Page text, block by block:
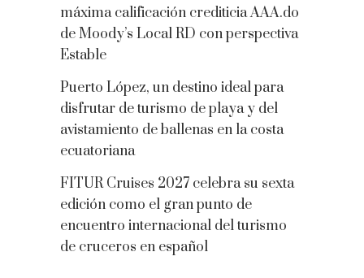
máxima calificación crediticia AAA.do
de Moody’s Local RD con perspectiva
Estable
Puerto López, un destino ideal para
disfrutar de turismo de playa y del
avistamiento de ballenas en la costa
ecuatoriana
FITUR Cruises 2027 celebra su sexta
edición como el gran punto de
encuentro internacional del turismo
de cruceros en español